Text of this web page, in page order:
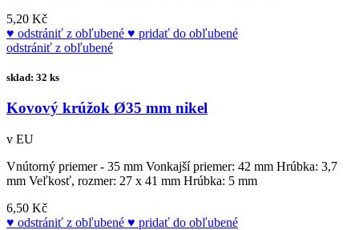
5,20 Kč
odstrániť z obľubené
pridať do obľubené
odstrániť z obľubené
sklad: 32 ks
Kovový krúžok Ø35 mm nikel
v EU
Vnútorný priemer - 35 mm Vonkajší priemer: 42 mm Hrúbka: 3,7
mm Veľkosť, rozmer: 27 x 41 mm Hrúbka: 5 mm
6,50 Kč
odstrániť z obľubené
pridať do obľubené